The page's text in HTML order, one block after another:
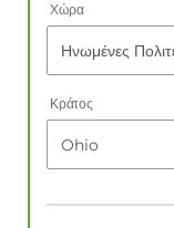
Χώρα
Κράτος